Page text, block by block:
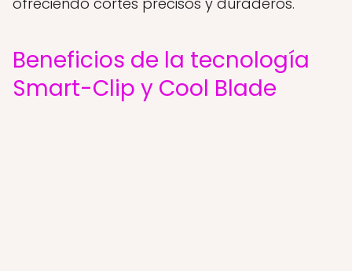
Beneficios de la tecnología
Smart-Clip y Cool Blade